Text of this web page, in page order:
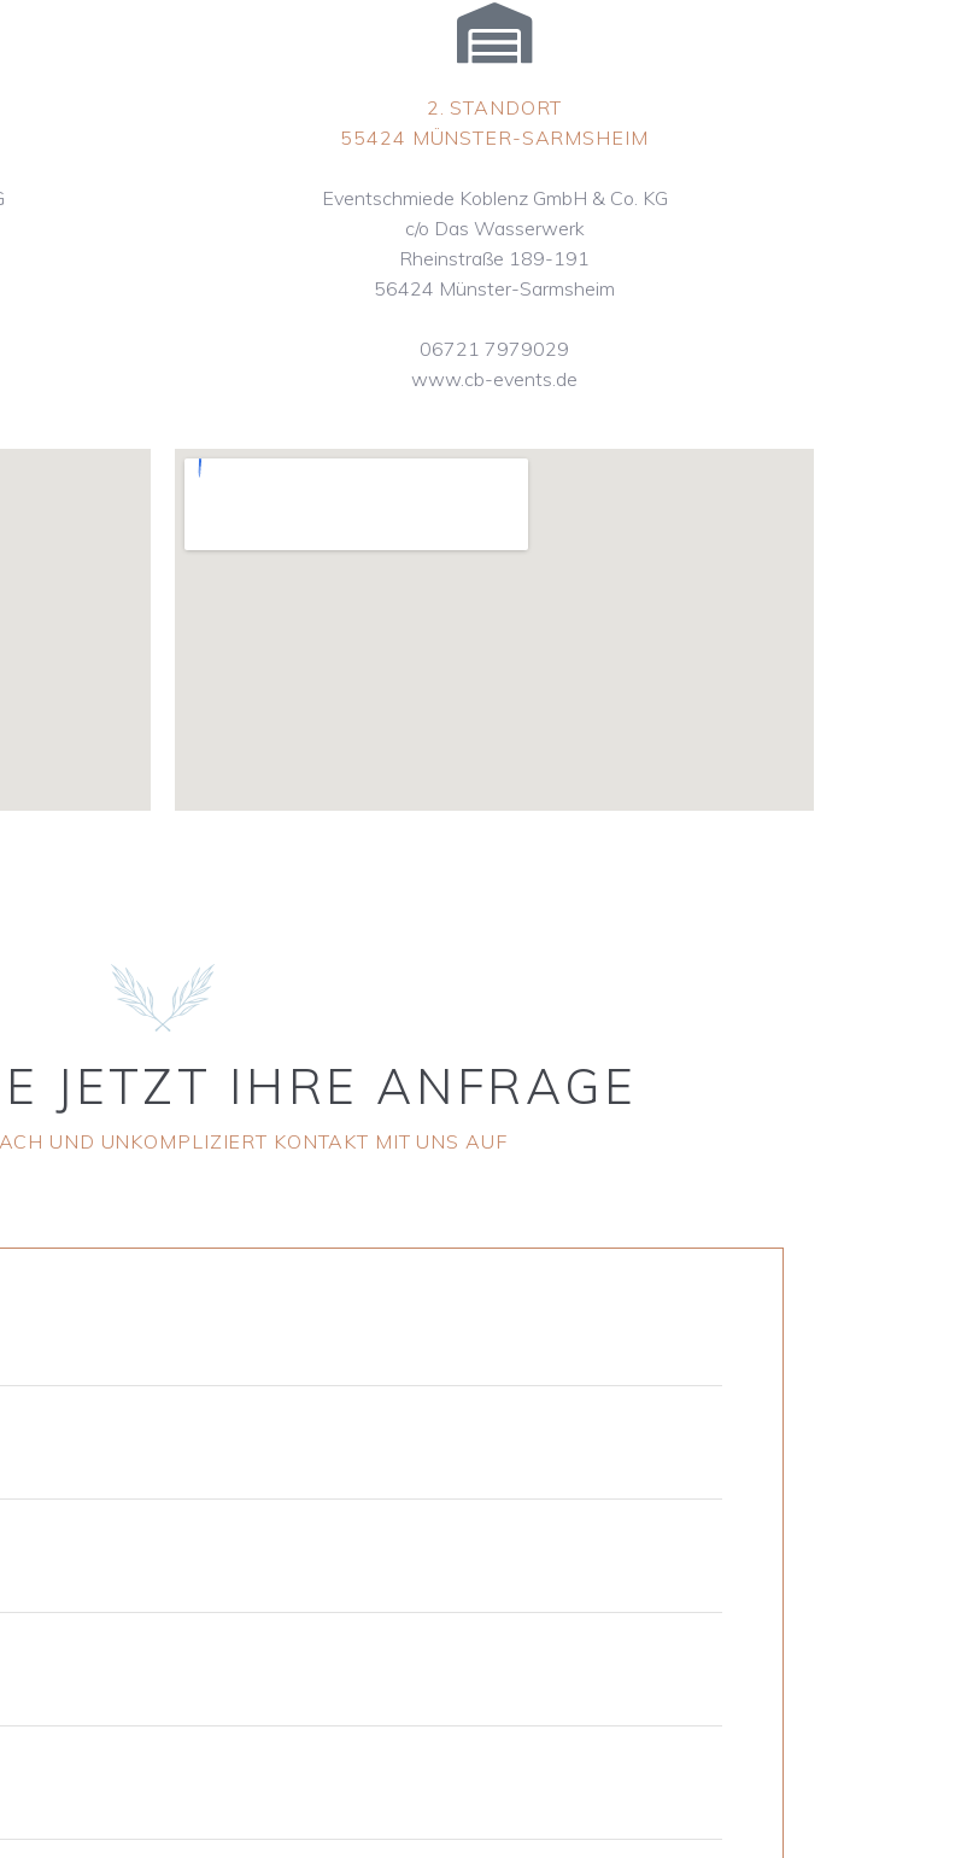
2. STANDORT
55424 MÜNSTER-SARMSHEIM
Eventschmiede Koblenz GmbH & Co. KG
c/o Das Wasserwerk
Rheinstraße 189-191
56424 Münster-Sarmsheim
06721 7979029
www.cb-events.de
JETZT IHRE ANFRAGE
UND UNKOMPLIZIERT KONTAKT MIT UNS AUF